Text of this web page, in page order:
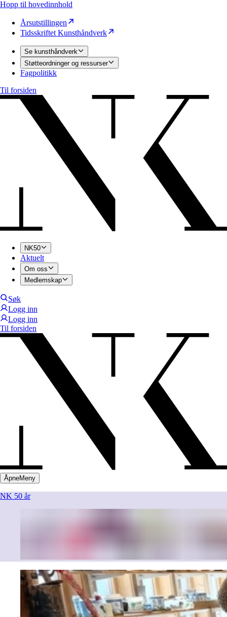
Hopp til hovedinnhold
Årsutstillingen
Tidsskriftet Kunsthåndverk
Se kunsthåndverk
Støtteordninger og ressurser
Fagpolitikk
Til forsiden
NK50
Aktuelt
Om oss
Medlemskap
Søk
Logg inn
Logg inn
Til forsiden
ÅpneMeny
NK 50 år